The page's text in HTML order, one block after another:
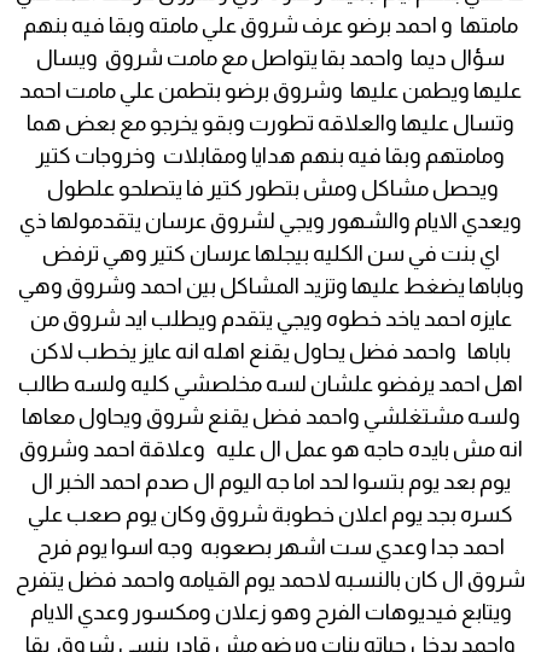
مامتها و احمد برضو عرف شروق علي مامته وبقا فيه بنهم
سؤال ديما واحمد بقا يتواصل مع مامت شروق ويسال
عليها ويطمن عليها وشروق برضو بتطمن علي مامت احمد
وتسال عليها والعلاقه تطورت وبقو يخرجو مع بعض هما
ومامتهم وبقا فيه بنهم هدايا ومقابلات وخروجات كتير
ويحصل مشاكل ومش بتطور كتير فا يتصلحو علطول
ويعدي الايام والشهور ويجي لشروق عرسان يتقدمولها ذي
اي بنت في سن الكليه بيجلها عرسان كتير وهي ترفض
وباباها يضغط عليها وتزيد المشاكل بين احمد وشروق وهي
عايزه احمد ياخد خطوه ويجي يتقدم ويطلب ايد شروق من
باباها واحمد فضل يحاول يقنع اهله انه عايز يخطب لاكن
اهل احمد يرفضو علشان لسه مخلصشي كليه ولسه طالب
ولسه مشتغلشي واحمد فضل يقنع شروق ويحاول معاها
انه مش بايده حاجه هو عمل ال عليه وعلاقة احمد وشروق
يوم بعد يوم بتسوا لحد اما جه اليوم ال صدم احمد الخبر ال
كسره بجد يوم اعلان خطوبة شروق وكان يوم صعب علي
احمد جدا وعدي ست اشهر بصعوبه وجه اسوا يوم فرح
شروق ال كان بالنسبه لاحمد يوم القيامه واحمد فضل يتفرح
ويتابع فيديوهات الفرح وهو زعلان ومكسور وعدي الايام
واحمد يدخل حياته بنات وبرضو مش قادر ينسي شروق بقا